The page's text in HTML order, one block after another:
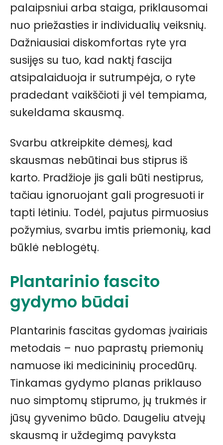
palaipsniui arba staiga, priklausomai
nuo priežasties ir individualių veiksnių.
Dažniausiai diskomfortas ryte yra
susijęs su tuo, kad naktį fascija
atsipalaiduoja ir sutrumpėja, o ryte
pradedant vaikščioti ji vėl tempiama,
sukeldama skausmą.
Svarbu atkreipkite dėmesį, kad
skausmas nebūtinai bus stiprus iš
karto. Pradžioje jis gali būti nestiprus,
tačiau ignoruojant gali progresuoti ir
tapti lėtiniu. Todėl, pajutus pirmuosius
požymius, svarbu imtis priemonių, kad
būklė neblogėtų.
Plantarinio fascito
gydymo būdai
Plantarinis fascitas gydomas įvairiais
metodais – nuo paprastų priemonių
namuose iki medicininių procedūrų.
Tinkamas gydymo planas priklauso
nuo simptomų stiprumo, jų trukmės ir
jūsų gyvenimo būdo. Daugeliu atvejų
skausmą ir uždegimą pavyksta